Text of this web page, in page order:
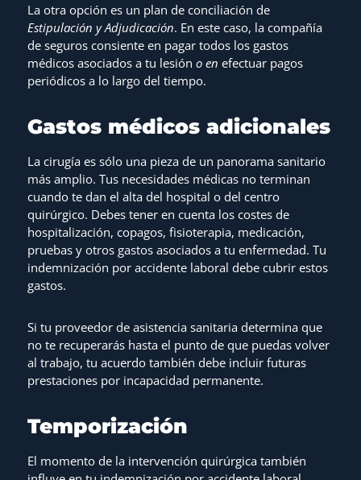
La otra opción es un plan de conciliación de
Estipulación y Adjudicación. En este caso, la compañía
de seguros consiente en pagar todos los gastos
médicos asociados a tu lesión o en efectuar pagos
periódicos a lo largo del tiempo.
Gastos médicos adicionales
La cirugía es sólo una pieza de un panorama sanitario
más amplio. Tus necesidades médicas no terminan
cuando te dan el alta del hospital o del centro
quirúrgico. Debes tener en cuenta los costes de
hospitalización, copagos, fisioterapia, medicación,
pruebas y otros gastos asociados a tu enfermedad. Tu
indemnización por accidente laboral debe cubrir estos
gastos.
Si tu proveedor de asistencia sanitaria determina que
no te recuperarás hasta el punto de que puedas volver
al trabajo, tu acuerdo también debe incluir futuras
prestaciones por incapacidad permanente.
Temporización
El momento de la intervención quirúrgica también